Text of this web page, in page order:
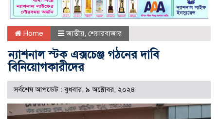
Home জাতীয় শেয়ারবাজার
ন্যাশনাল স্টক এক্সচেঞ্জ গঠনের দাবি
বিনিয়োগকারীদের
সর্বশেষ আপডেট : বুধবার, ৯ অক্টোবর, ২০২৪